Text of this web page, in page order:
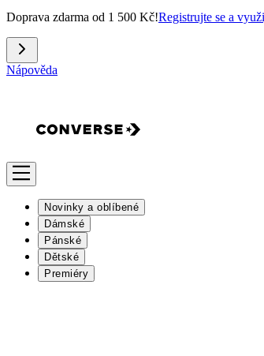
Doprava zdarma od 1 500 Kč!Registrujte se a
Nápověda
Novinky a oblíbené
Dámské
Pánské
Dětské
Premiéry